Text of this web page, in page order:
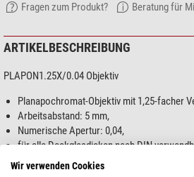
Fragen zum Produkt? Beratung für
ARTIKELBESCHREIBUNG
PLAPON1.25X/0.04 Objektiv
Planapochromat-Objektiv mit 1,25-facher
Arbeitsabstand: 5 mm,
Numerische Apertur: 0,04,
für alle Deckglasdicken nach DIN
Wir verwenden Cookies